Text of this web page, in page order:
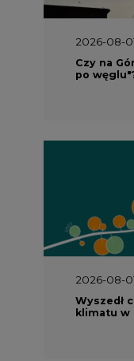
2026-08-
Wyszedł
klimatu w
2026-07-
kopalin w